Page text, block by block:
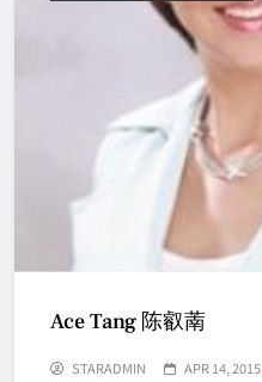
Ace Tang 陈叡萳
STARADMIN APR 14, 2015